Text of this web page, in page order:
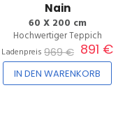
Nain
60 X 200 cm
Hochwertiger Teppich
Ladenpreis 969 € 891 €
IN DEN WARENKORB